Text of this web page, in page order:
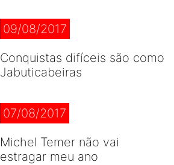
09/08/2017
Conquistas difíceis são como
Jabuticabeiras
07/08/2017
Michel Temer não vai
estragar meu ano